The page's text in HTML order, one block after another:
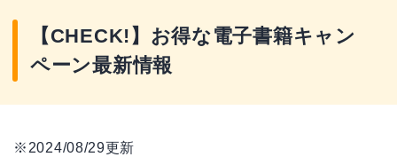
【CHECK!】お得な電子書籍キャン
ペーン最新情報
※2024/08/29更新